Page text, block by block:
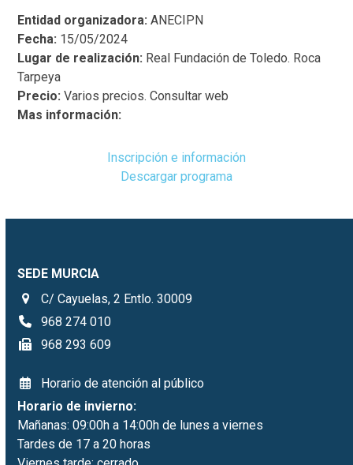
Entidad organizadora: ANECIPN
Fecha: 15/05/2024
Lugar de realización: Real Fundación de Toledo. Roca
Tarpeya
Precio: Varios precios. Consultar web
Mas información:
Inscripción e información
Descargar programa
SEDE MURCIA
C/ Cayuelas, 2 Entlo. 30009
968 274 010
968 293 609
Horario de atención al público
Horario de invierno:
Mañanas: 09:00h a 14:00h de lunes a viernes
Tardes de 17 a 20 horas